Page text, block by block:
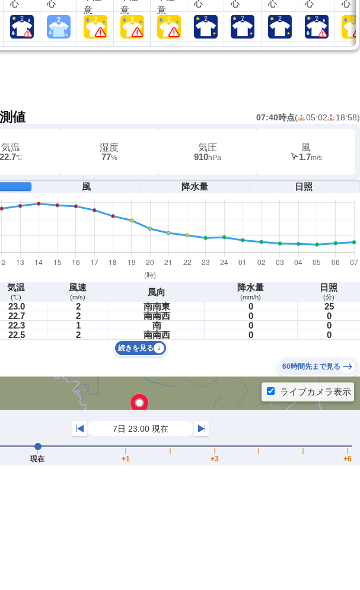
値 07:40時点( 05:02 18:58)
気温
22.7℃
湿度
77%
気圧
910hPa
風
1.7m/s
風 降水量 日照
気温
(℃)
風速
(m/s) 風向 降水量
(mm/h)
日照
(分)
23.0 2 南南東 0
25
22.7 2 南南西 0
0
22.3 1 南 0
0
22.5 2 南南西 0 0
続きを見る
60時間先まで見る